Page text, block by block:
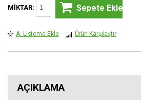
MIKTAR: Sepete Ekle
A. Listeme Ekle Ürün Karşılaştır
AÇIKLAMA